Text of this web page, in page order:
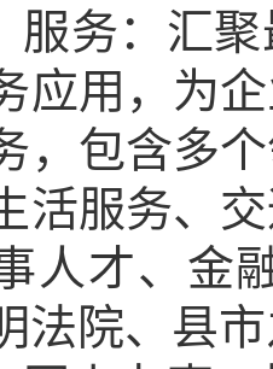
服务：汇
应用，为
，包含多
活服务、
人才、金
法院、县